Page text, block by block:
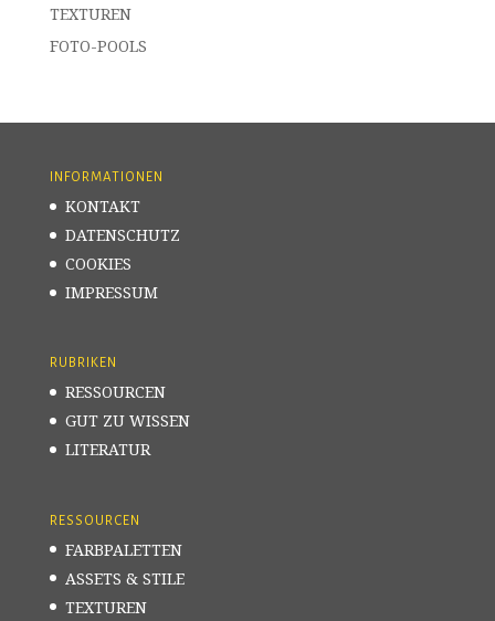
TEXTUREN
FOTO-POOLS
INFORMATIONEN
KONTAKT
DATENSCHUTZ
COOKIES
IMPRESSUM
RUBRIKEN
RESSOURCEN
GUT ZU WISSEN
LITERATUR
RESSOURCEN
FARBPALETTEN
ASSETS & STILE
TEXTUREN